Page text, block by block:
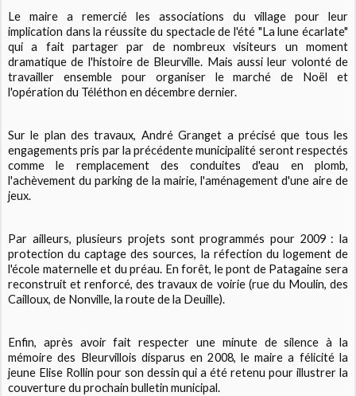
Le maire a remercié les associations du village pour leur
implication dans la réussite du spectacle de l'été "La lune écarlate"
qui a fait partager par de nombreux visiteurs un moment
dramatique de l'histoire de Bleurville. Mais aussi leur volonté de
travailler ensemble pour organiser le marché de Noël et
l'opération du Téléthon en décembre dernier.
Sur le plan des travaux, André Granget a précisé que tous les
engagements pris par la précédente municipalité seront respectés
comme le remplacement des conduites d'eau en plomb,
l'achèvement du parking de la mairie, l'aménagement d'une aire de
jeux.
Par ailleurs, plusieurs projets sont programmés pour 2009 : la
protection du captage des sources, la réfection du logement de
l'école maternelle et du préau. En forêt, le pont de Patagaine sera
reconstruit et renforcé, des travaux de voirie (rue du Moulin, des
Cailloux, de Nonville, la route de la Deuille).
Enfin, après avoir fait respecter une minute de silence à la
mémoire des Bleurvillois disparus en 2008, le maire a félicité la
jeune Elise Rollin pour son dessin qui a été retenu pour illustrer la
couverture du prochain bulletin municipal.